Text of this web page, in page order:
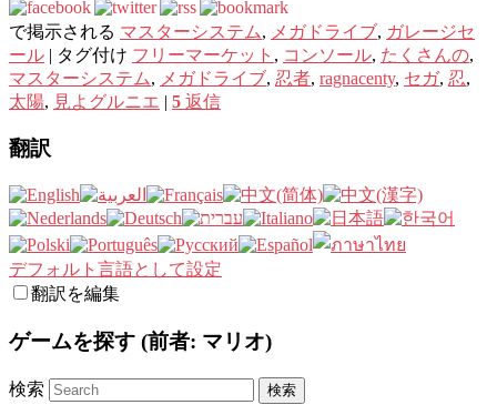
で掲示される マスターシステム, メガドライブ, ガレ​​ージセ
ール | タグ付け フリーマーケット , コンソール, たくさんの,
マスターシステム, メガドライブ, 忍者, ragnacenty, セガ, 忍,
太陽, 見よグルニエ | 5 返信
翻訳
デフォルト言語として設定
翻訳を編集
ゲームを探す (前者: マリオ)
検索